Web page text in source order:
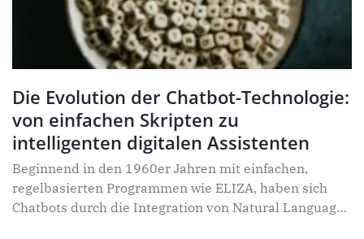
Die Evolution der Chatbot-Technologie:
von einfachen Skripten zu
intelligenten digitalen Assistenten
Beginnend in den 1960er Jahren mit einfachen,
regelbasierten Programmen wie ELIZA, haben sich
Chatbots durch die Integration von Natural Language